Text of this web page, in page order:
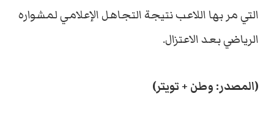
التي مر بها اللاعب نتيجة التجاهل الإعلامي لمشواره
الرياضي بعد الاعتزال.
(المصدر: وطن + تويتر)